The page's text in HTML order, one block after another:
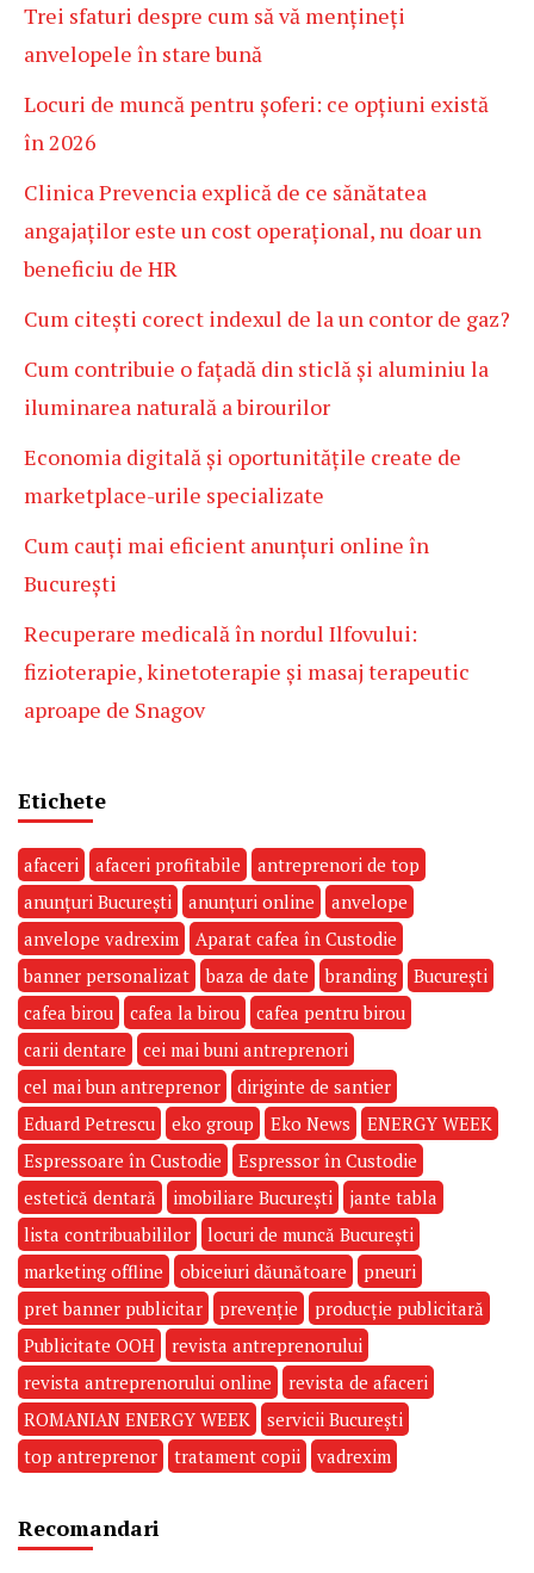
Trei sfaturi despre cum să vă mențineți
anvelopele în stare bună
Locuri de muncă pentru șoferi: ce opțiuni există
în 2026
Clinica Prevencia explică de ce sănătatea
angajaților este un cost operațional, nu doar un
beneficiu de HR
Cum citești corect indexul de la un contor de gaz?
Cum contribuie o fațadă din sticlă și aluminiu la
iluminarea naturală a birourilor
Economia digitală și oportunitățile create de
marketplace-urile specializate
Cum cauți mai eficient anunțuri online în
București
Recuperare medicală în nordul Ilfovului:
fizioterapie, kinetoterapie și masaj terapeutic
aproape de Snagov
Etichete
afaceri afaceri profitabile
antreprenori de top
anunțuri București
anunțuri online
anvelope
anvelope vadrexim
Aparat cafea în Custodie
banner personalizat
baza de date branding
București
cafea birou
cafea la birou
cafea pentru birou
carii dentare
cei mai buni antreprenori
cel mai bun antreprenor
diriginte de santier
Eduard Petrescu
eko group Eko News
ENERGY WEEK
Espressoare în Custodie
Espressor în Custodie
estetică dentară
imobiliare București
jante tabla
lista contribuabililor
locuri de muncă București
marketing offline
obiceiuri dăunătoare
pneuri
pret banner publicitar
prevenție
producție publicitară
Publicitate OOH
revista antreprenorului
revista antreprenorului online
revista de afaceri
ROMANIAN ENERGY WEEK
servicii București
top antreprenor
tratament copii vadrexim
Recomandari